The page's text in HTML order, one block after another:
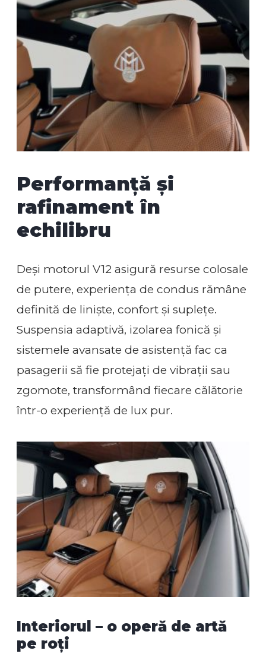
Performanță și
rafinament în
echilibru
Deși motorul V12 asigură resurse colosale
de putere, experiența de condus rămâne
definită de liniște, confort și suplețe.
Suspensia adaptivă, izolarea fonică și
sistemele avansate de asistență fac ca
pasagerii să fie protejați de vibrații sau
zgomote, transformând fiecare călătorie
într-o experiență de lux pur.
Interiorul – o operă de artă
pe roți